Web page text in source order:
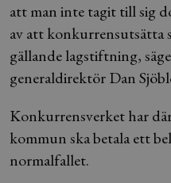
att man inte tagit till sig
av att konkurrensutsätta
gällande lagstiftning,
generaldirektör Dan
Konkurrensverket har
kommun ska betala ett
normalfallet.